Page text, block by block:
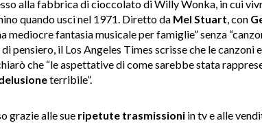
alla fabbrica di cioccolato di Willy Wonka, in cui
quando uscì nel 1971. Diretto da Mel Stuart, con
fantasia musicale per famiglie” senza
pensiero, il Los Angeles Times scrisse che le canzoni
che “le aspettative di come sarebbe stata
terribile”.
grazie alle sue ripetute trasmissioniin tv e alle